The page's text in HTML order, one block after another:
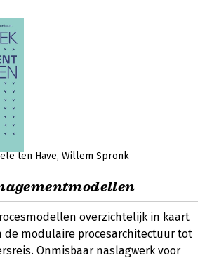
ten Have Willem Spronk
overzichtelijk in kaart
de modulaire procesarchitectuur tot
Onmisbaar naslagwerk voor